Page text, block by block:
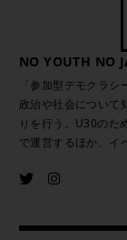
NO YOUTH NO
「参加型デモクラ
政治や社会について
りを行う。U30のた
で運営するほか、イ